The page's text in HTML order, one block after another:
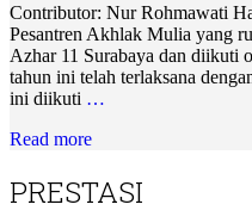
Contributor: Nur Rohmawati
Pesantren Akhlak Mulia yang
Azhar 11 Surabaya dan diikuti
tahun ini telah terlaksana
ini diikuti …
Read more
PRESTASI